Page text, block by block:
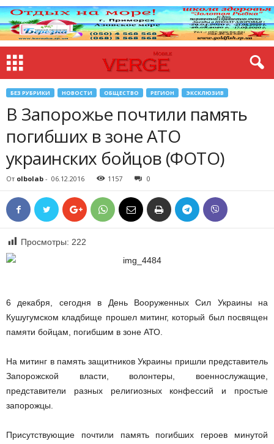
БЕЗ РУБРИКИ НОВОСТИ ОБЩЕСТВО РЕГИОН ЭКСКЛЮЗИВ
В Запорожье почтили память
погибших в зоне АТО
украинских бойцов (ФОТО)
От olbolab - 06.12.2016 1157 0
Просмотры: 222
6 декабря, сегодня в День Вооруженных Сил Украины на
Кушугумском кладбище прошел митинг, который был посвящен
памяти бойцам, погибшим в зоне АТО.
На митинг в память защитников Украины пришли представитель
Запорожской власти, волонтеры, военнослужащие,
представители разных религиозных конфессий и простые
запорожцы.
Присутствующие почтили память погибших героев минутой